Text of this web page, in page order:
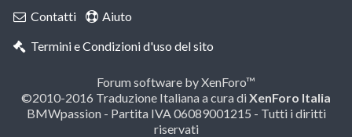
Contatti
Aiuto
Termini e Condizioni d'uso del sito
Forum software by XenForo™
©2010-2016 Traduzione Italiana a cura diXenForo Italia
BMWpassion - Partita IVA 06089001215 - Tutti i diritti
riservati